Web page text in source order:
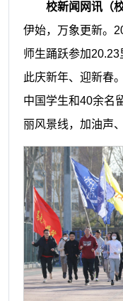
校新闻网讯（
伊始，万象更新。
师生踊跃参加
此庆新年、迎新春。
中国学生和40余名
丽风景线，加油声